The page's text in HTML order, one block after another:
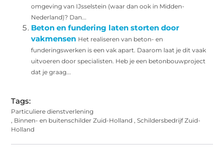
omgeving van IJsselstein (waar dan ook in Midden-
Nederland)? Dan...
Beton en fundering laten storten door
vakmensen Het realiseren van beton- en
funderingswerken is een vak apart. Daarom laat je dit vaak
uitvoeren door specialisten. Heb je een betonbouwproject
dat je graag...
Tags:
Particuliere dienstverlening
, Binnen- en buitenschilder Zuid-Holland ,Schildersbedrijf Zuid-
Holland